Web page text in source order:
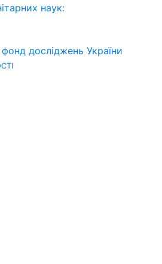
наук:
досліджень України